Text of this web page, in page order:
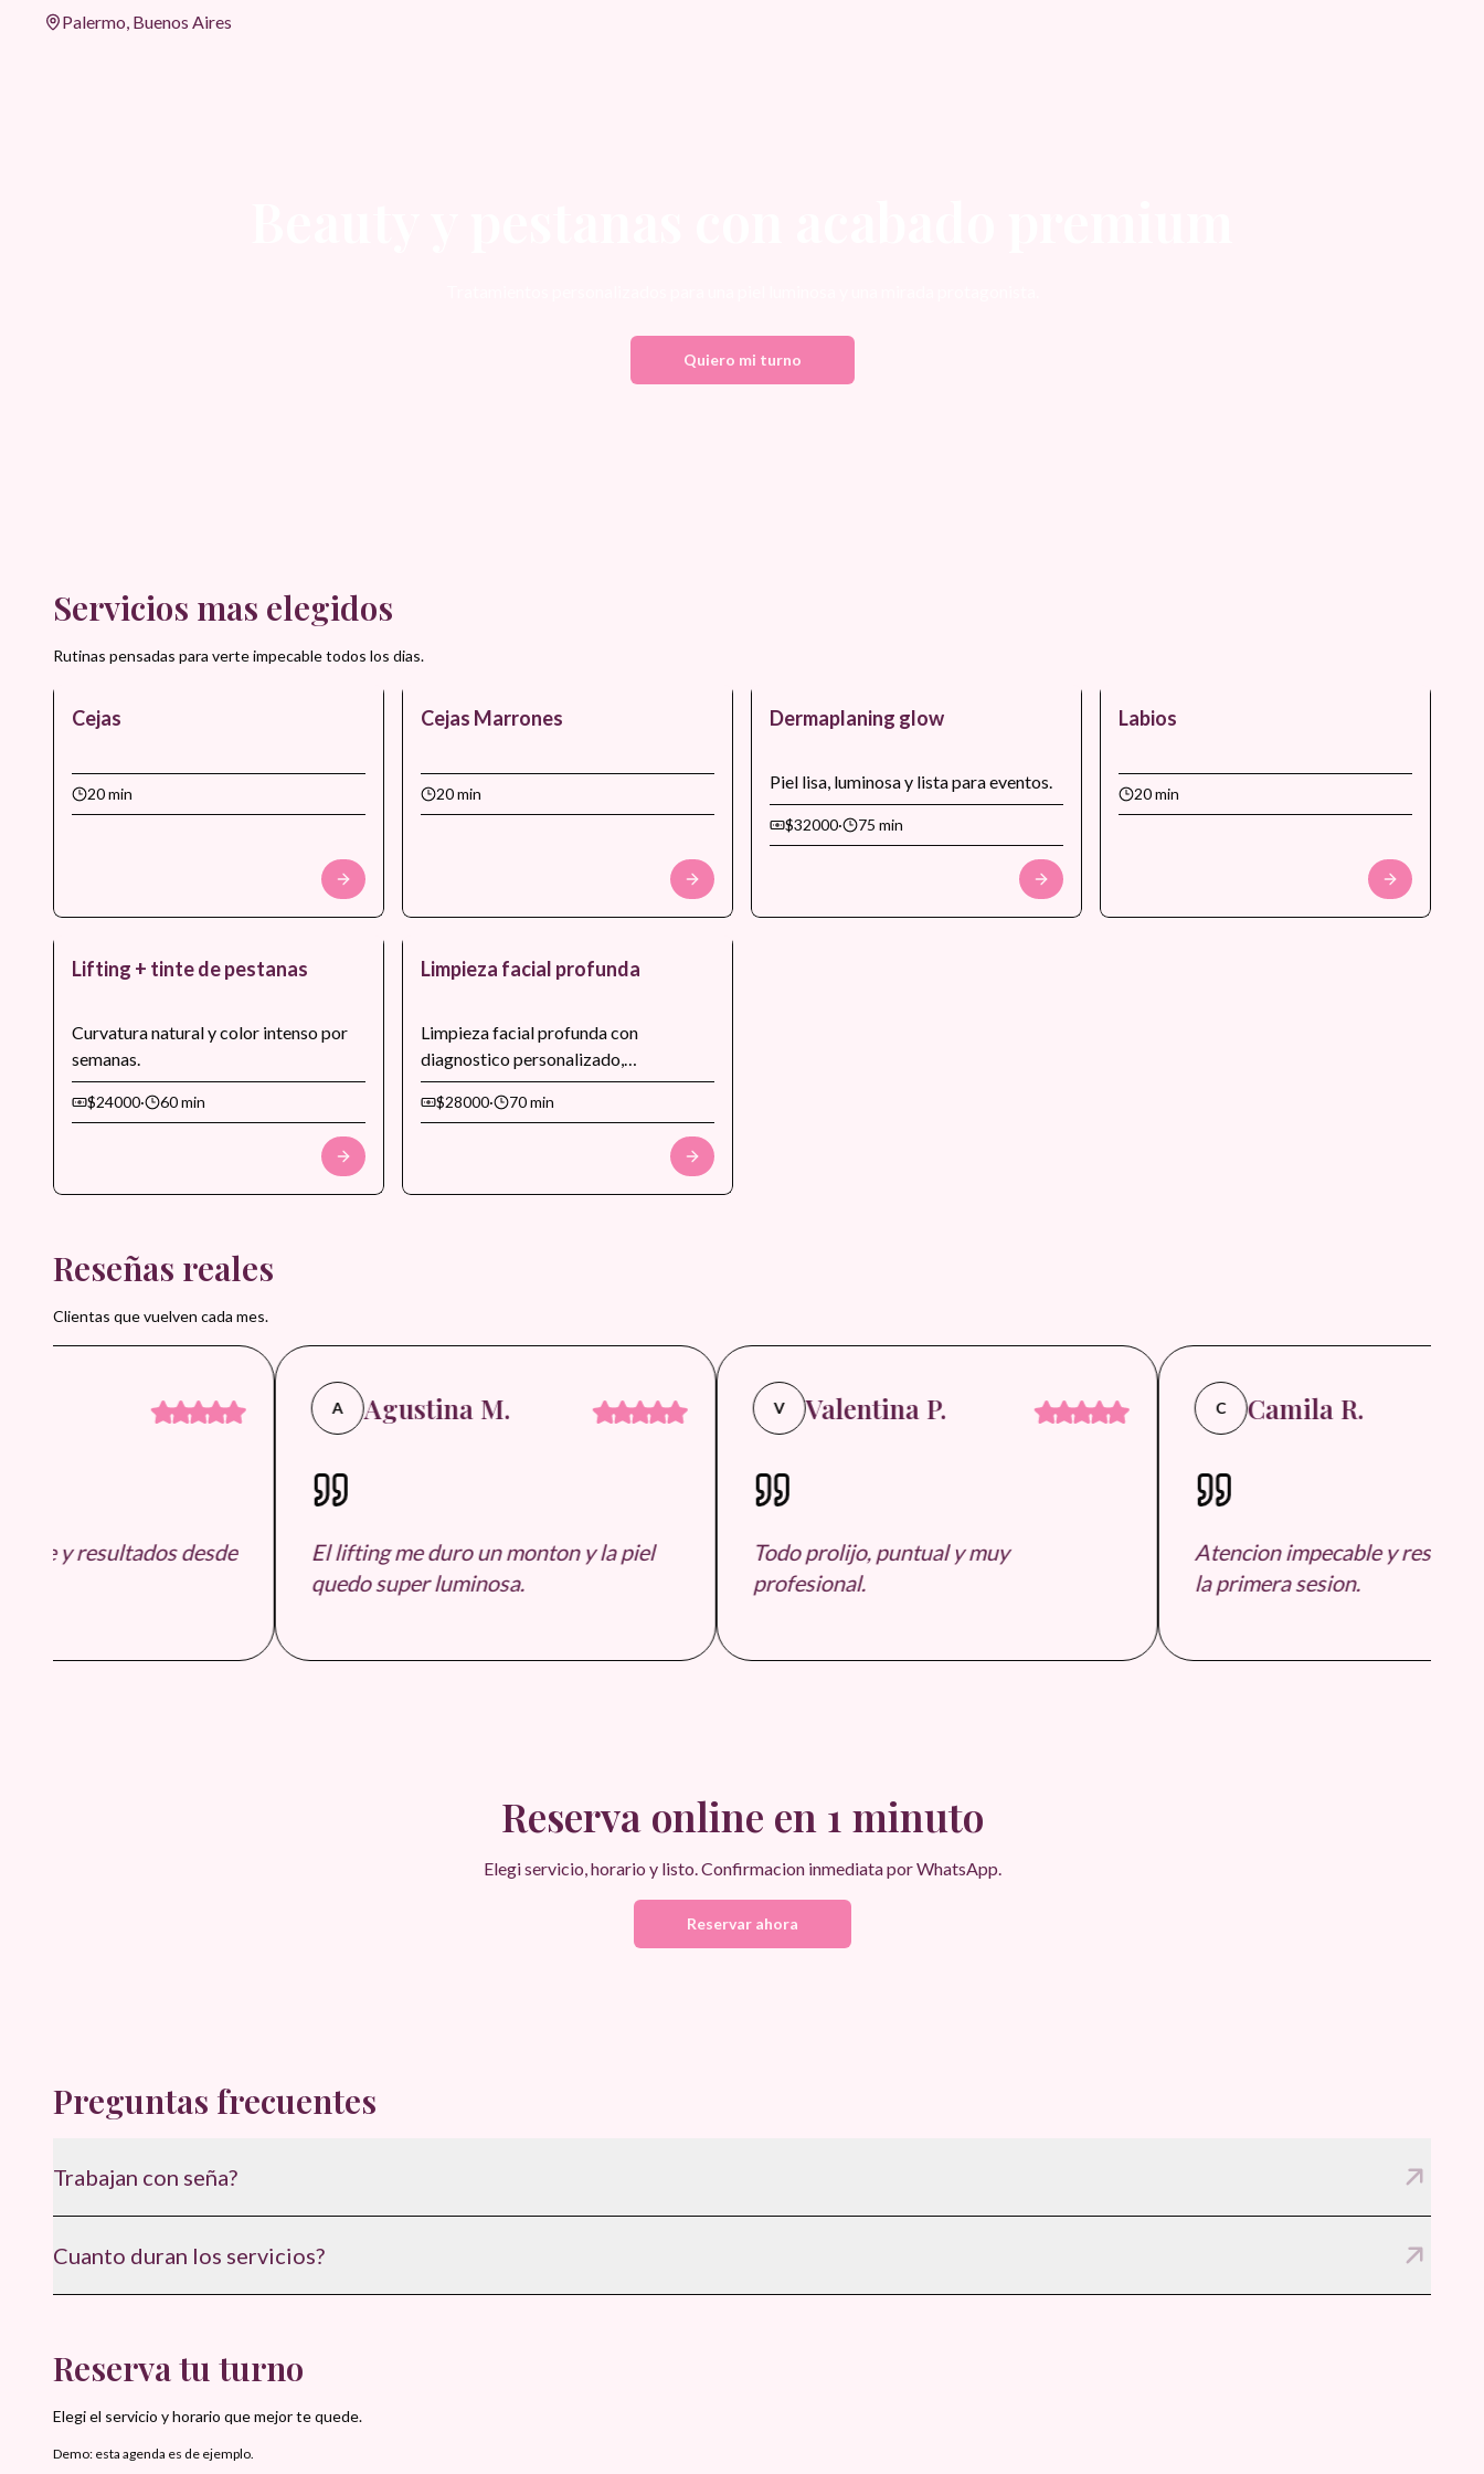
Palermo, Buenos Aires
Quiero mi turno
Servicios mas elegidos
Rutinas pensadas para verte impecable todos los dias.
Cejas
20 min
Cejas Marrones
20 min
Dermaplaning glow
Piel lisa, luminosa y lista para eventos.
$32000· 75 min
Labios
20 min
Lifting + tinte de pestanas
Curvatura natural y color intenso por
semanas.
$24000· 60 min
Limpieza facial profunda
Limpieza facial profunda con
diagnostico personalizado,
extracciones suaves, exfoliacion
controlada, hidratacion intensiva y
luminosidad y uniformidad del tono.
Ideal para piel opaca, poros obstruidos
$28000· 70 min
Reseñas reales
Clientas que vuelven cada mes.
y resultados desde
Agustina M.
El lifting me duro un monton y la piel
quedo super luminosa.
Valentina P.
Todo prolijo, puntual y muy
profesional.
Camila R.
Atencion impecable y
la primera sesion.
Reserva online en 1 minuto
Elegi servicio, horario y listo. Confirmacion inmediata por WhatsApp.
Reservar ahora
Preguntas frecuentes
Trabajan con seña?
Cuanto duran los servicios?
Reserva tu turno
Elegi el servicio y horario que mejor te quede.
Demo: esta agenda es de ejemplo.